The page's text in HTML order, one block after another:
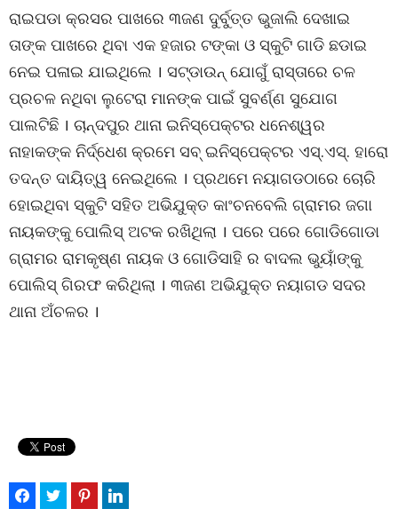
ରାଇପଡା କ୍ରସର ପାଖରେ ୩ଜଣ ଦୁର୍ବୁତ୍ତ ଭୁଜାଲି ଦେଖାଇ
ତାଙ୍କ ପାଖରେ ଥିବା ଏକ ହଜାର ଟଙ୍କା ଓ ସ୍କୁଟି ଗାଡି ଛଡାଇ
ନେଇ ପଳାଇ ଯାଇଥିଲେ । ସଟ୍‌ଡାଉନ୍ ଯୋଗୁଁ ରାସ୍ତାରେ ଚଳ
ପ୍ରଚଳ ନଥିବା ଲୁଟେରା ମାନଙ୍କ ପାଇଁ ସୁବର୍ଣ୍ଣ ସୁଯୋଗ
ପାଲଟିଛି । ଚାନ୍ଦପୁର ଥାନା ଇନିସ୍‌ପେକ୍ଟର ଧନେଶ୍ୱର
ନାହାକଙ୍କ ନିର୍ଦ୍ଧେଶ କ୍ରମେ ସବ୍ ଇନିସ୍‌ପେକ୍ଟର ଏସ୍‌.ଏସ୍‌. ହାରୋ
ତଦନ୍ତ ଦାୟିତ୍ୱ ନେଇଥିଲେ । ପ୍ରଥମେ ନୟାଗଡଠାରେ ଚୋରି
ହୋଇଥିବା ସ୍କୁଟି ସହିତ ଅଭିଯୁକ୍ତ କାଂଚନବେଲି ଗ୍ରାମର ଜଗା
ନାୟକଙ୍କୁ ପୋଲିସ୍ ଅଟକ ରଖିଥିଲା । ପରେ ପରେ ଗୋଡିଗୋଡା
ଗ୍ରାମର ରାମକୃଷ୍ଣ ନାୟକ ଓ ଗୋଡିସାହି ର ବାଦଲ ଭୁୟାଁଙ୍କୁ
ପୋଲିସ୍ ଗିରଫ କରିଥିଲା । ୩ଜଣ ଅଭିଯୁକ୍ତ ନୟାଗଡ ସଦର
ଥାନା ଅଁଚଳର ।